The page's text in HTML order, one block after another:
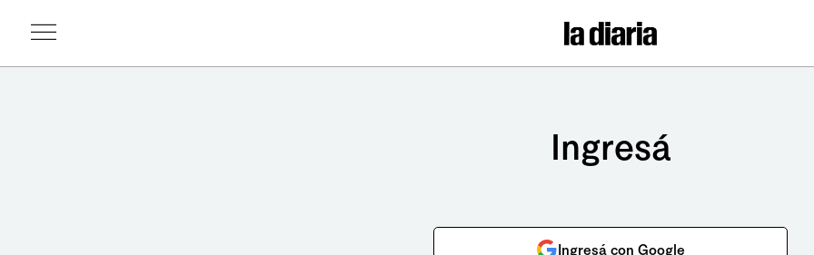
Ingresá
Ingresá con Google